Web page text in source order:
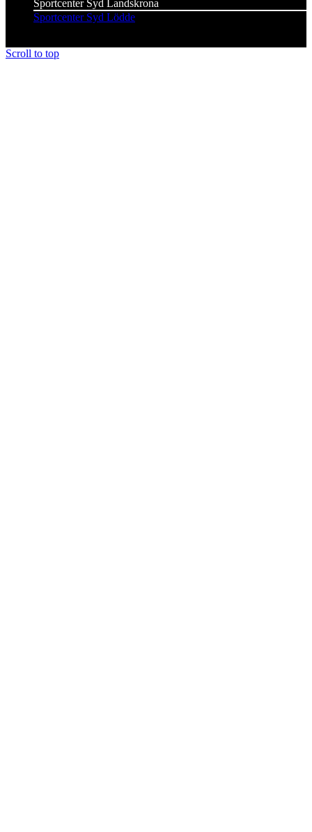
Sportcenter Syd Landskrona
Sportcenter Syd Lödde
Scroll to top